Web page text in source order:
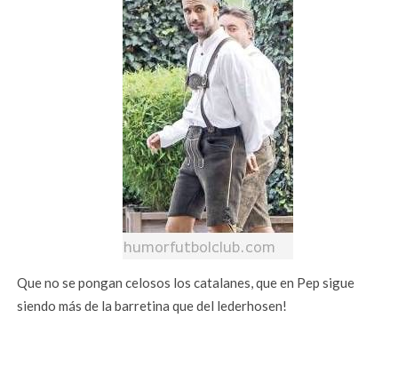
Que no se pongan celosos los catalanes, que en Pep sigue
siendo más de la barretina que del lederhosen!